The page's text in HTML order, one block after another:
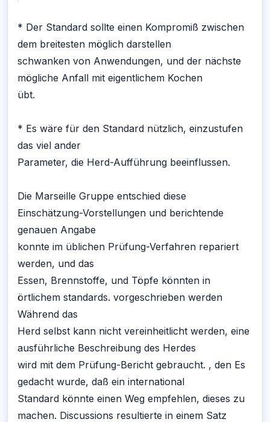
* Der Standard sollte einen Kompromiß zwischen
dem breitesten möglich darstellen
schwanken von Anwendungen, und der nächste
mögliche Anfall mit eigentlichem Kochen
übt.
* Es wäre für den Standard nützlich, einzustufen
das viel ander
Parameter, die Herd-Aufführung beeinflussen.
Die Marseille Gruppe entschied diese
Einschätzung-Vorstellungen und berichtende
genauen Angabe
konnte im üblichen Prüfung-Verfahren repariert
werden, und das
Essen, Brennstoffe, und Töpfe könnten in
örtlichem standards. vorgeschrieben werden
Während das
Herd selbst kann nicht vereinheitlicht werden, eine
ausführliche Beschreibung des Herdes
wird mit dem Prüfung-Bericht gebraucht. , den Es
gedacht wurde, daß ein international
Standard könnte einen Weg empfehlen, dieses zu
machen. Discussions resultierte in einem Satz